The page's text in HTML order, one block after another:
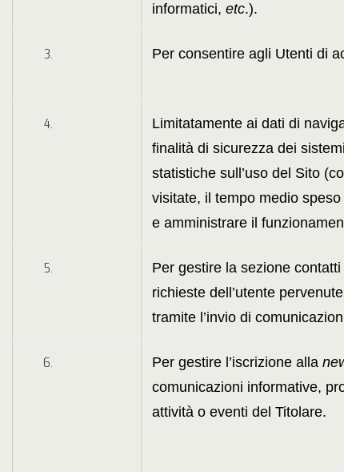
informatici, etc.).
Per consentire agli Utenti di
Limitatamente ai dati di
finalità di sicurezza dei
statistiche sull’uso del Sito
visitate, il tempo medio
e amministrare il
Per gestire la sezione
richieste dell’utente
tramite l’invio di
Per gestire l’iscrizione alla
comunicazioni informative,
attività o eventi del Titolare.